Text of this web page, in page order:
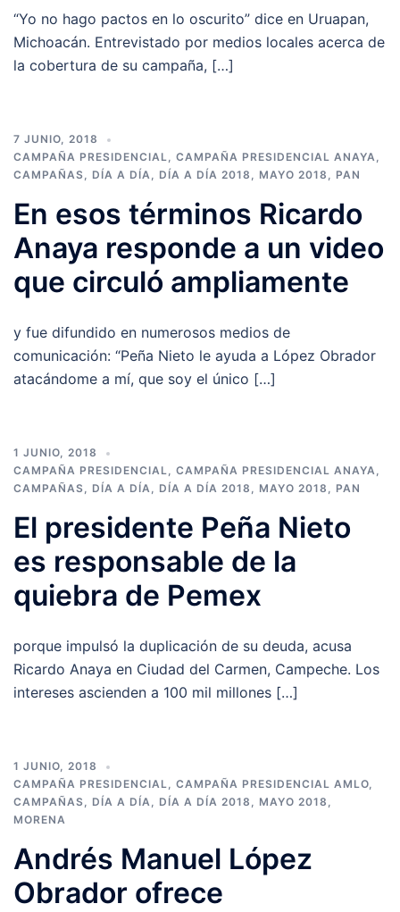
“Yo no hago pactos en lo oscurito” dice en Uruapan,
Michoacán. Entrevistado por medios locales acerca de
la cobertura de su campaña, […]
7 JUNIO, 2018
CAMPAÑA PRESIDENCIAL, CAMPAÑA PRESIDENCIAL ANAYA,
CAMPAÑAS, DÍA A DÍA, DÍA A DÍA 2018 , MAYO 2018 , PAN
En esos términos Ricardo
Anaya responde a un video
que circuló ampliamente
y fue difundido en numerosos medios de
comunicación: “Peña Nieto le ayuda a López Obrador
atacándome a mí, que soy el único […]
1 JUNIO, 2018
CAMPAÑA PRESIDENCIAL, CAMPAÑA PRESIDENCIAL ANAYA,
CAMPAÑAS, DÍA A DÍA, DÍA A DÍA 2018 , MAYO 2018 , PAN
El presidente Peña Nieto
es responsable de la
quiebra de Pemex
porque impulsó la duplicación de su deuda, acusa
Ricardo Anaya en Ciudad del Carmen, Campeche. Los
intereses ascienden a 100 mil millones […]
1 JUNIO, 2018
CAMPAÑA PRESIDENCIAL, CAMPAÑA PRESIDENCIAL AMLO,
CAMPAÑAS, DÍA A DÍA, DÍA A DÍA 2018 , MAYO 2018 ,
MORENA
Andrés Manuel López
Obrador ofrece